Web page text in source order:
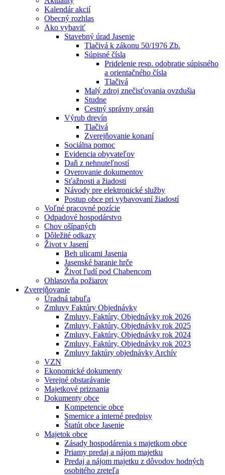
Kalendár akcií
Obecný rozhlas
Ako vybaviť
Stavebný úrad Jasenie
Tlačivá k zákonu 50/1976 Zb.
Súpisné čísla
Pridelenie resp. odobratie súpisného
a orientačného čísla
Tlačivá
Malý zdroj znečisťovania ovzdušia
Studne
Cestný správny orgán
Výrub drevín
Tlačivá
Zverejňovanie konaní
Sociálna pomoc
Evidencia obyvateľov
Daň z nehnuteľností
Overovanie dokumentov
Sťažnosti a žiadosti
Návody pre elektronické služby
Postup obce pri vybavovaní žiadostí
Voľné pracovné pozície
Odpadové hospodárstvo
Chov ošípaných
Dôležité odkazy
Život v Jasení
Beh ulicami Jasenia
Jasenské baranie hrče
Život ľudí pod Chabencom
Ohlasovňa požiarov
Zverejňovanie
Úradná tabuľa
Zmluvy Faktúry Objednávky
Zmluvy, Faktúry, Objednávky rok 2026
Zmluvy, Faktúry, Objednávky rok 2025
Zmluvy, Faktúry, Objednávky rok 2024
Zmluvy, Faktúry, Objednávky rok 2023
Zmluvy faktúry objednávky Archív
VZN
Ekonomické dokumenty
Verejné obstarávanie
Majetkové priznania
Dokumenty obce
Kompetencie obce
Smernice a interné predpisy
Štatút obce Jasenie
Majetok obce
Zásady hospodárenia s majetkom obce
Priamy predaj a nájom majetku
Predaj a nájom majetku z dôvodov hodných
osobitého zreteľa